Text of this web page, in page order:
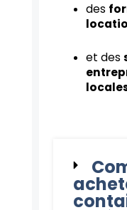
des
et des